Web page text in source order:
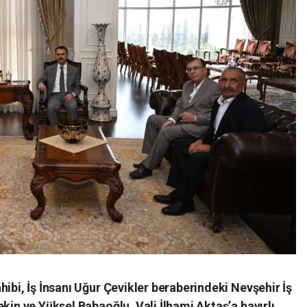
İş İnsanı Uğur Çevikler beraberindeki Nevşehir İş